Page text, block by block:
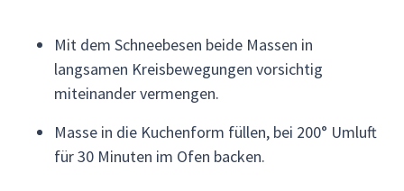
Mit dem Schneebesen beide Massen in
langsamen Kreisbewegungen vorsichtig
miteinander vermengen.
Masse in die Kuchenform füllen, bei 200° Umluft
für 30 Minuten im Ofen backen.